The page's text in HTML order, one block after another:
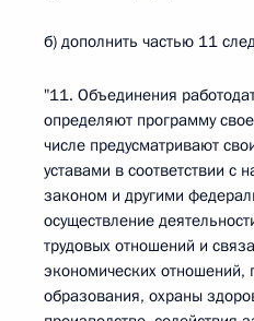
б) дополнить частью 11
"11. Объединения
определяют программу
числе предусматривают
уставами в соответствии
законом и другими
осуществление
трудовых отношений и
экономических отношений,
образования, охраны